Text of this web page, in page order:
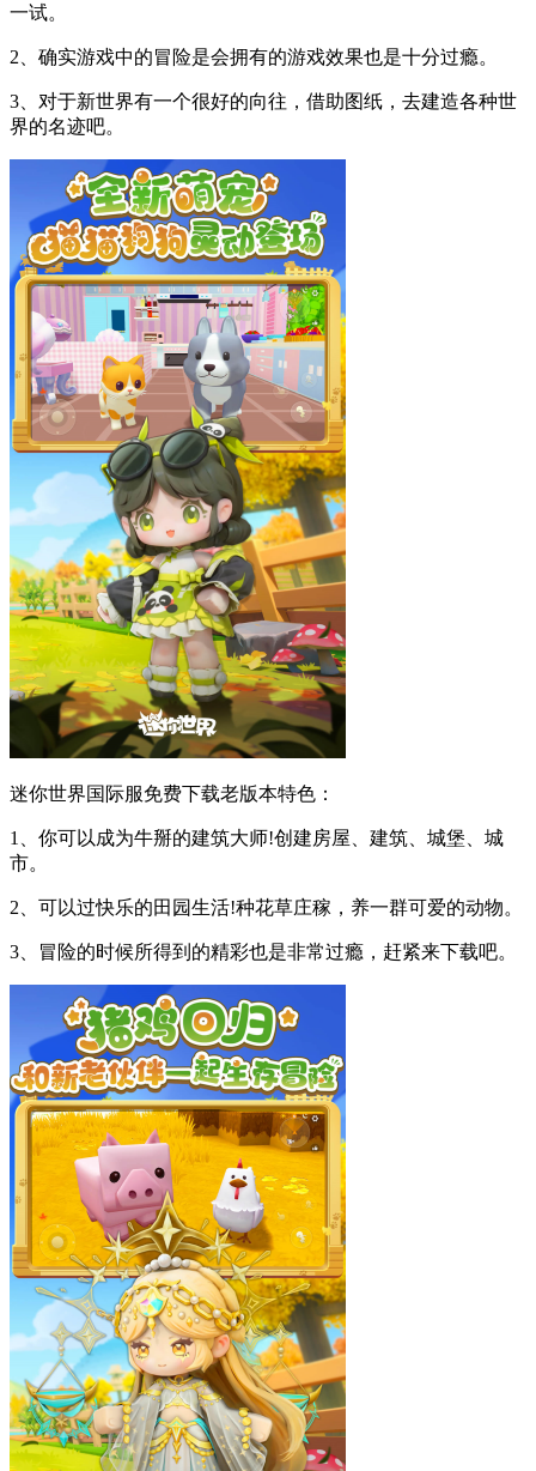
一试。
2、确实游戏中的冒险是会拥有的游戏效果也是十分过瘾。
3、对于新世界有一个很好的向往，借助图纸，去建造各种世
界的名迹吧。
迷你世界国际服免费下载老版本特色：
1、你可以成为牛掰的建筑大师!创建房屋、建筑、城堡、城
市。
2、可以过快乐的田园生活!种花草庄稼，养一群可爱的动物。
3、冒险的时候所得到的精彩也是非常过瘾，赶紧来下载吧。